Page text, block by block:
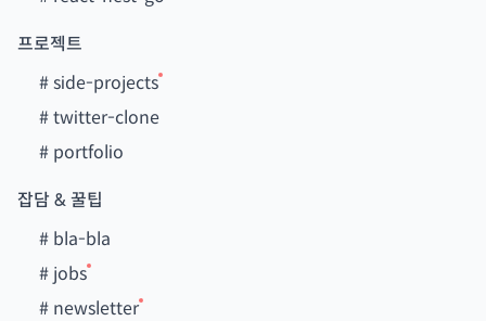
프로젝트
#side-projects
#twitter-clone
# portfolio
잡담 & 꿀팁
# bla-bla
# jobs
# newsletter